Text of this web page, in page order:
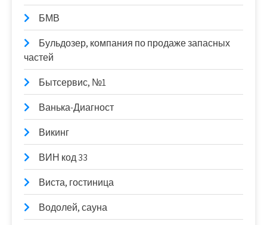
БМВ
Бульдозер, компания по продаже запасных
частей
Бытсервис, №1
Ванька-Диагност
Викинг
ВИН код 33
Виста, гостиница
Водолей, сауна